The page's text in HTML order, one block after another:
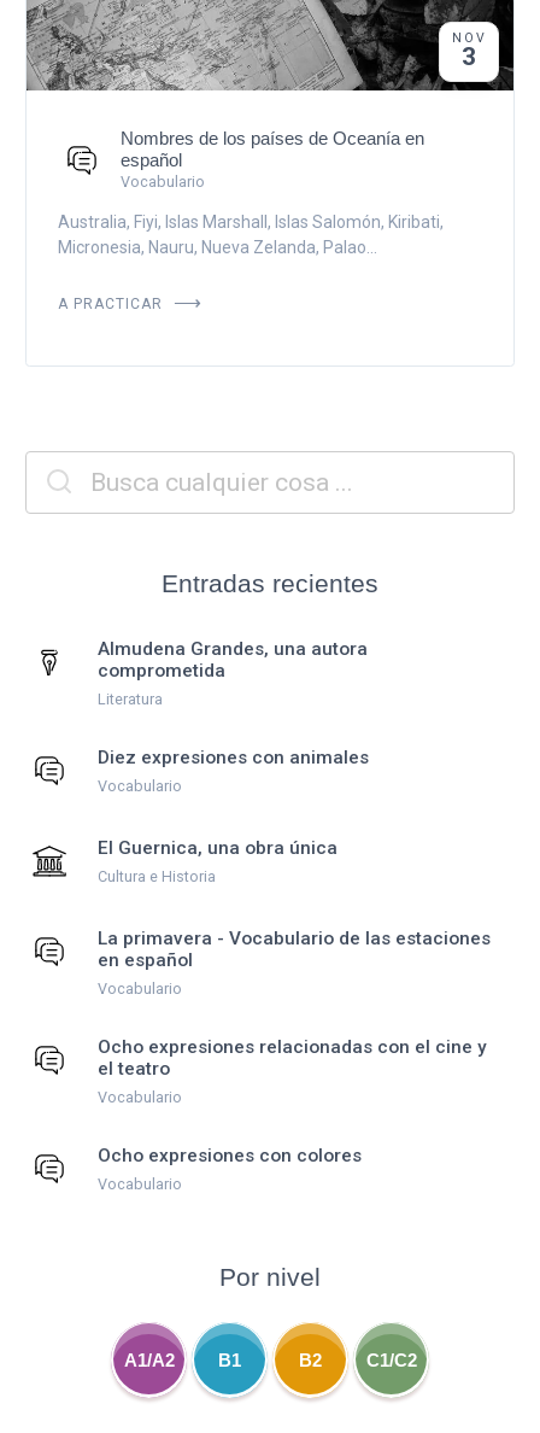
NOV
3
Nombres de los países de Oceanía en
español
Vocabulario
Australia, Fiyi, Islas Marshall, Islas Salomón, Kiribati,
Micronesia, Nauru, Nueva Zelanda, Palao...
A PRACTICAR
Entradas recientes
Almudena Grandes, una autora
comprometida
Literatura
Diez expresiones con animales
Vocabulario
El Guernica, una obra única
Cultura e Historia
La primavera - Vocabulario de las estaciones
en español
Vocabulario
Ocho expresiones relacionadas con el cine y
el teatro
Vocabulario
Ocho expresiones con colores
Vocabulario
Por nivel
A1/A2 B1 B2 C1/C2